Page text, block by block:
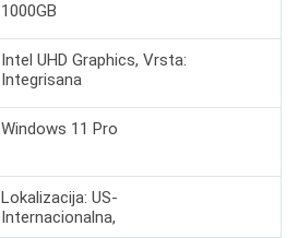
1000GB
Intel UHD Graphics, Vrsta:
Integrisana
Windows 11 Pro
Lokalizacija: US-
Internacionalna,